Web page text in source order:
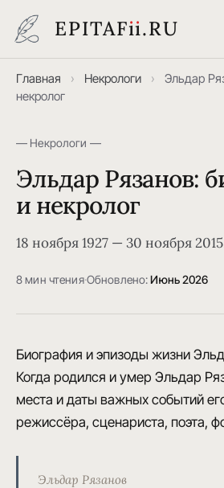
EPITAFii.RU
Главная › Некрологи ›
Эльдар
некролог
— Некрологи —
Эльдар Рязанов:
и некролог
18 ноября 1927 — 30 ноября
8 мин чтения·Обновлено:Июнь 2026
Биография и эпизоды жизни
Когда родился и умер Эльдар
места и даты важных событий
режиссёра, сценариста, поэта,
Эльдар Рязанов